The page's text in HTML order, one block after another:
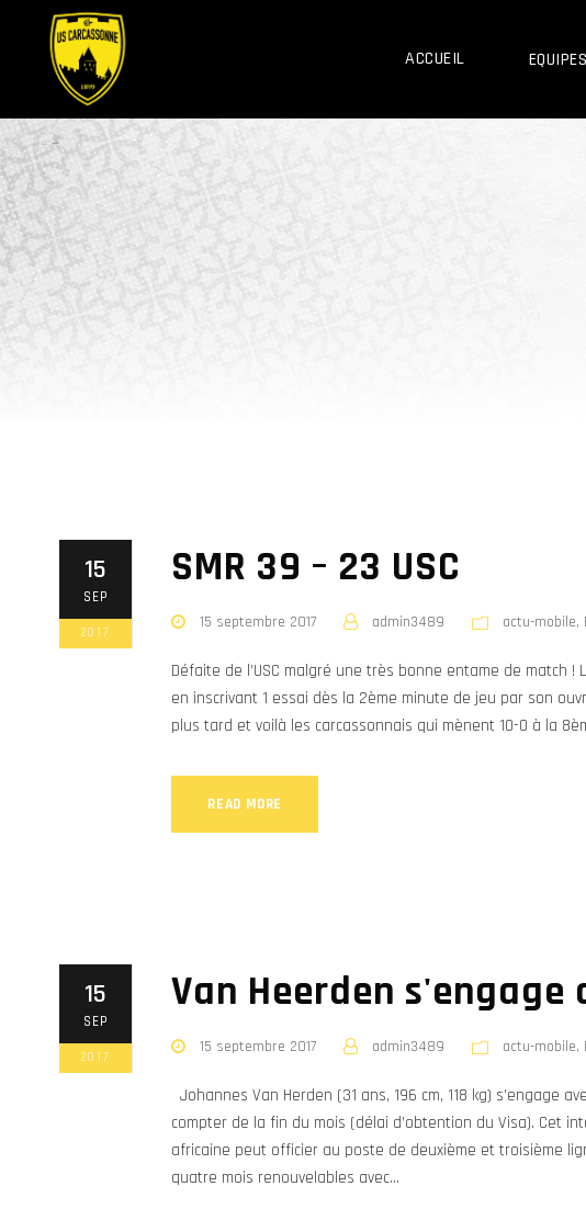
ACCUEIL EQUIPES
15
SEP
2017
SMR 39 – 23 USC
15 septembre 2017 admin3489 actu-mobile,
Défaite de l’USC malgré une très bonne entame de match
en inscrivant 1 essai dès la 2ème minute de jeu par son
plus tard et voilà les carcassonnais qui mènent 10-0 à la
READ MORE
15
SEP
2017
Van Heerden s'engage
15 septembre 2017 admin3489 actu-mobile,
Johannes Van Herden (31 ans, 196 cm, 118 kg) s’engage
compter de la fin du mois (délai d’obtention du Visa). Cet
africaine peut officier au poste de deuxième et troisième
quatre mois renouvelables avec...